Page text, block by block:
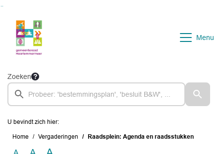
Menu
Zoeken
U bevindt zich hier:
Home Vergaderingen Raadsplein: Agenda en raadsstukken